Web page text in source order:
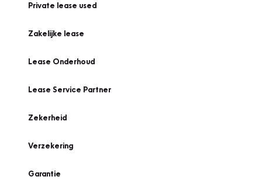
Private lease used
Zakelijke lease
Lease Onderhoud
Lease Service Partner
Zekerheid
Verzekering
Garantie